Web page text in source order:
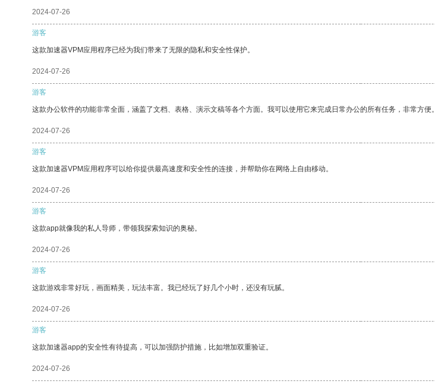
2024-07-26
游客
这款加速器VPM应用程序已经为我们带来了无限的隐私和安全性保护。
2024-07-26
游客
这款办公软件的功能非常全面，涵盖了文档、表格、演示文稿等各个方面。我可以使用它来完成日常办公的所有任务，非常方便。
2024-07-26
游客
这款加速器VPM应用程序可以给你提供最高速度和安全性的连接，并帮助你在网络上自由移动。
2024-07-26
游客
这款app就像我的私人导师，带领我探索知识的奥秘。
2024-07-26
游客
这款游戏非常好玩，画面精美，玩法丰富。我已经玩了好几个小时，还没有玩腻。
2024-07-26
游客
这款加速器app的安全性有待提高，可以加强防护措施，比如增加双重验证。
2024-07-26